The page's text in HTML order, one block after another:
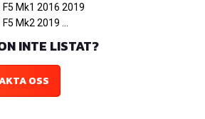
F5 Mk1 2016 2019
F5 Mk2 2019 ...
INTE LISTAT?
OSS